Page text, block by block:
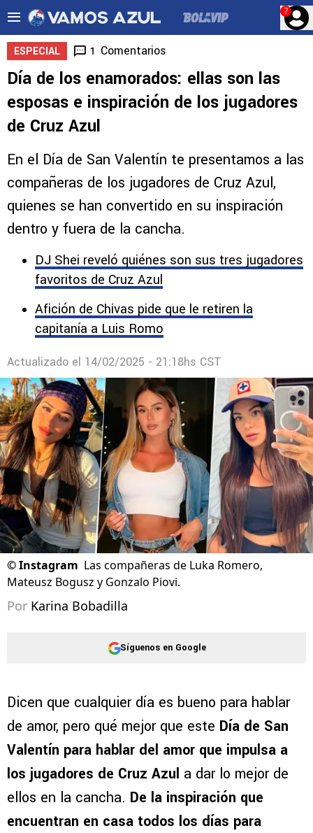
?
ESPECIAL 1 Comentarios
Día de los enamorados: ellas son las
esposas e inspiración de los jugadores
de Cruz Azul
En el Día de San Valentín te presentamos a las
compañeras de los jugadores de Cruz Azul,
quienes se han convertido en su inspiración
dentro y fuera de la cancha.
DJ Shei reveló quiénes son sus tres jugadores
favoritos de Cruz Azul
Afición de Chivas pide que le retiren la
capitanía a Luis Romo
Actualizado el 14/02/2025 - 21:18hs CST
©Instagram Las compañeras de Luka Romero,
Mateusz Bogusz y Gonzalo Piovi.
Por Karina Bobadilla
Síguenos en Google
Dicen que cualquier día es bueno para hablar
de amor, pero qué mejor que este Día de San
Valentín para hablar del amor que impulsa a
los jugadores de Cruz Azul a dar lo mejor de
ellos en la cancha. De la inspiración que
encuentran en casa todos los días para